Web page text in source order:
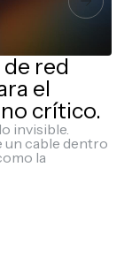
red
el
crítico.
invisible.
un cable dentro
la